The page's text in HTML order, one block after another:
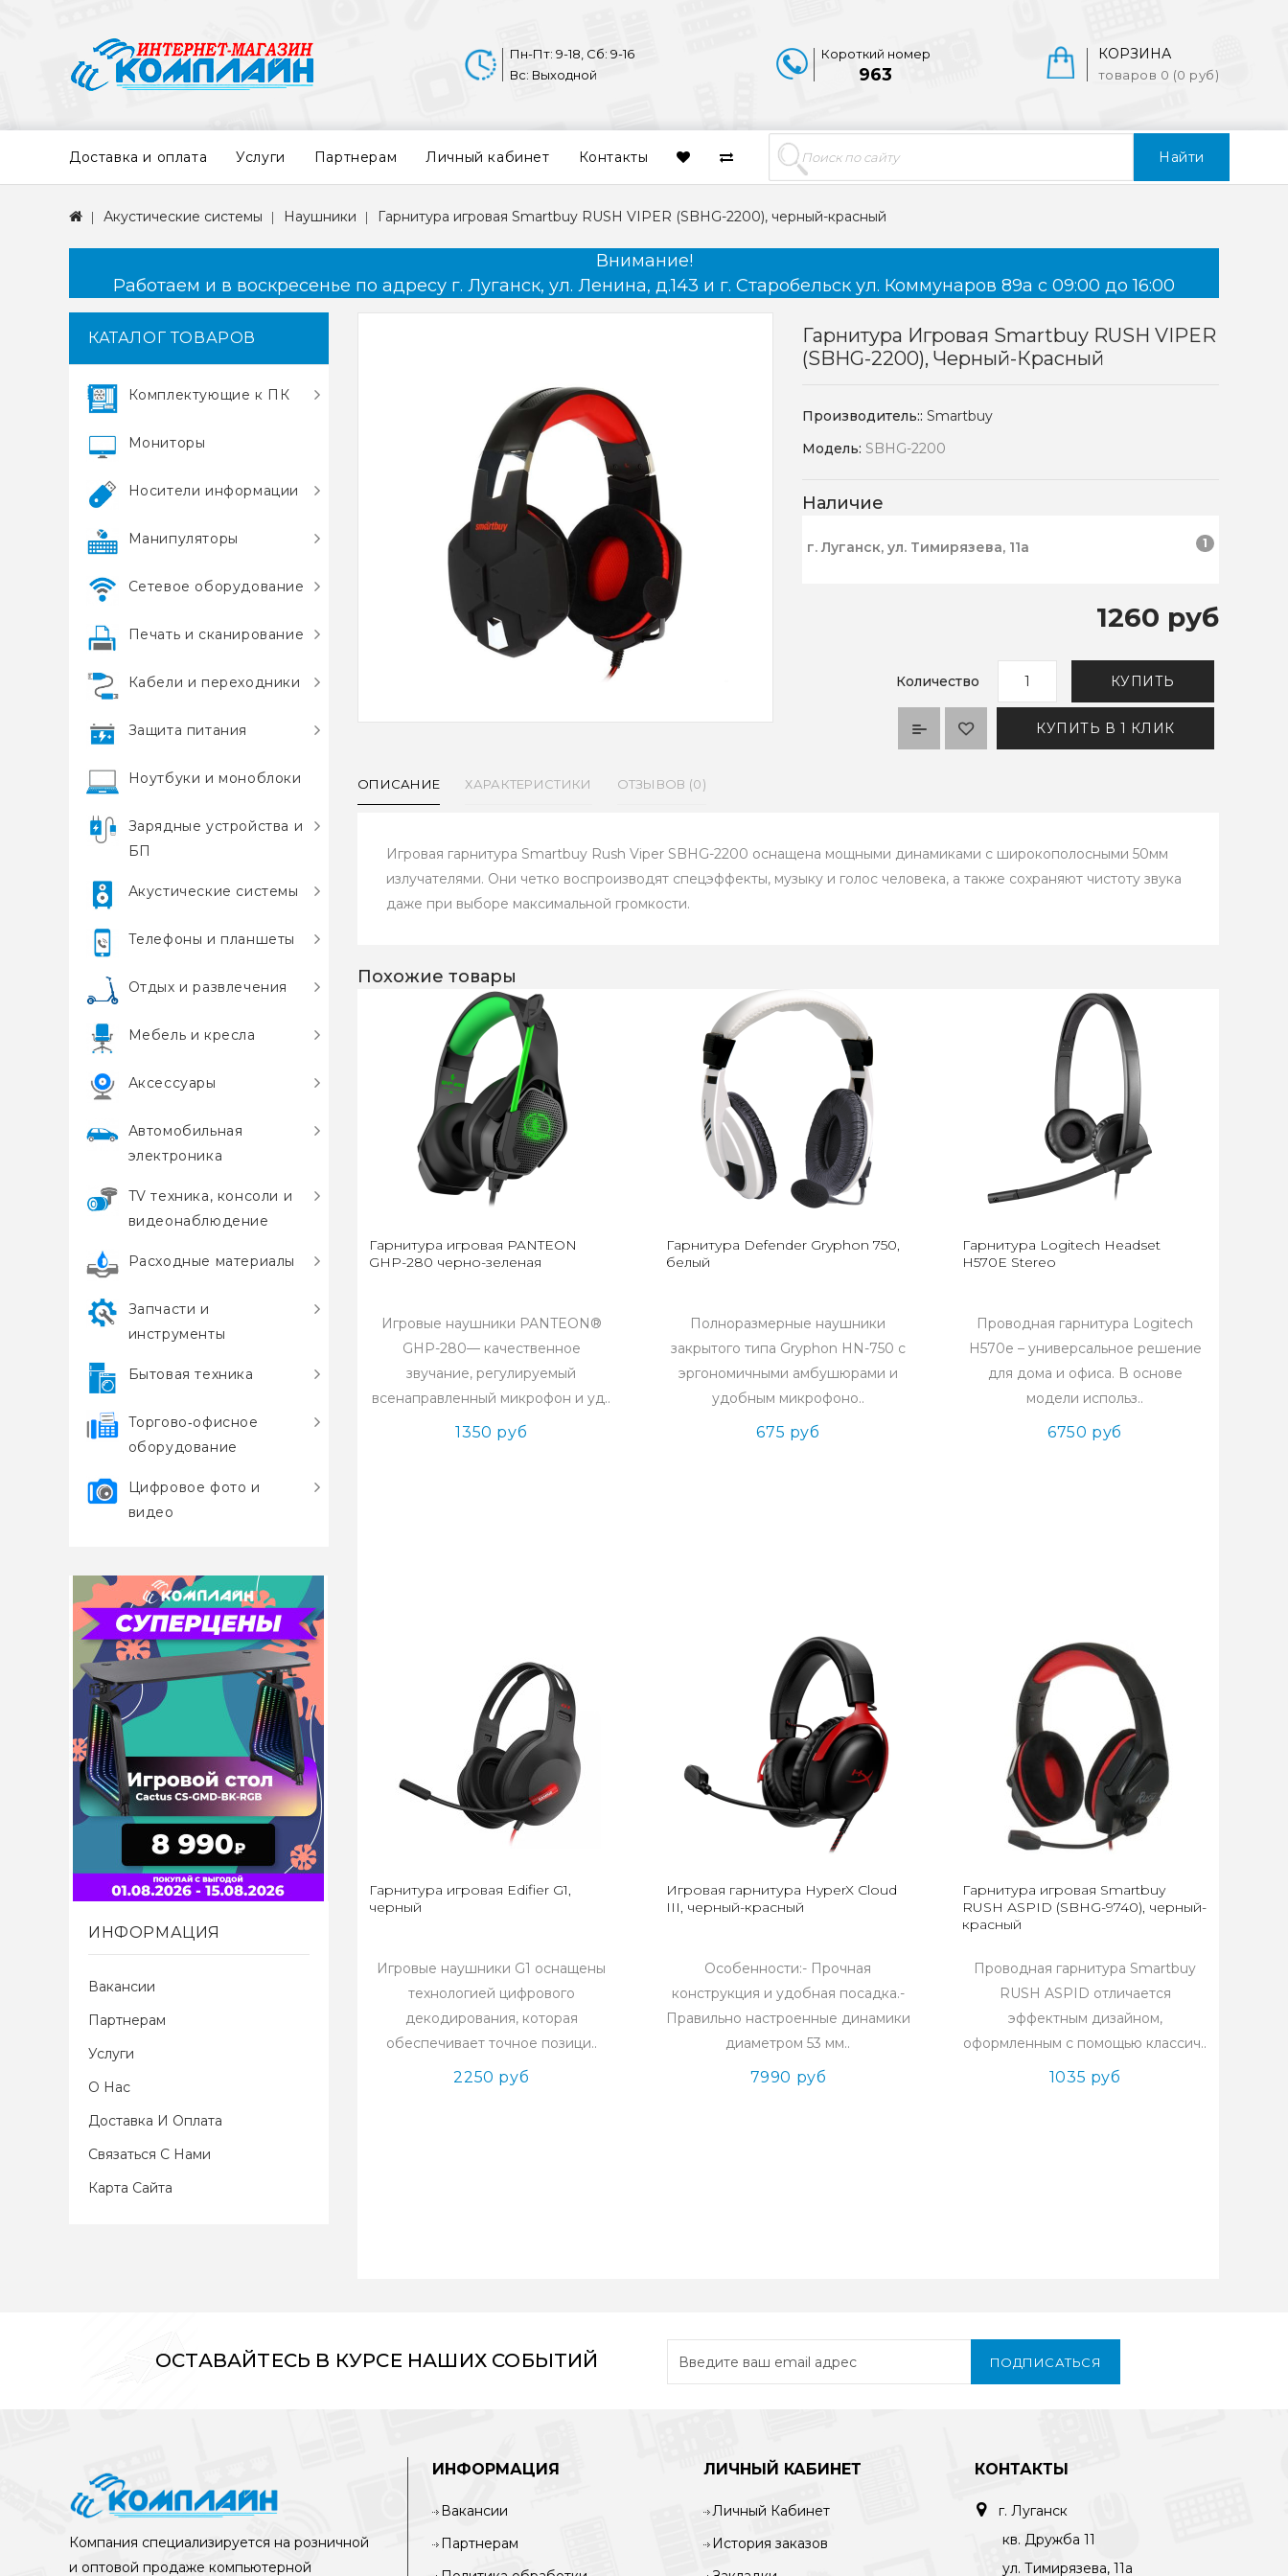
Найти
КОРЗИНА
товаров 0 (0 руб)
Короткий номер
963
Пн-Пт: 9-18, Сб: 9-16
Вс: Выходной
Доставка и оплата Услуги Партнерам Личный кабинет Контакты
Акустические системы Наушники Гарнитура игровая Smartbuy RUSH VIPER (SBHG-2200), черный-красный
Внимание!
Работаем и в воскресенье по адресу г. Луганск, ул. Ленина, д.143 и г. Старобельск ул. Коммунаров 89а с 09:00 до 16:00
КАТАЛОГ ТОВАРОВ
Комплектующие к ПК
Мониторы
Носители информации
Манипуляторы
Сетевое оборудование
Печать и сканирование
Кабели и переходники
Защита питания
Ноутбуки и моноблоки
Зарядные устройства и
БП
Акустические системы
Телефоны и планшеты
Отдых и развлечения
Мебель и кресла
Аксессуары
Автомобильная
электроника
TV техника, консоли и
видеонаблюдение
Расходные материалы
Запчасти и
инструменты
Бытовая техника
Торгово‑офисное
оборудование
Цифровое фото и
видео
ИНФОРМАЦИЯ
Вакансии
Партнерам
Услуги
О Нас
Доставка И Оплата
Связаться С Нами
Карта Сайта
Гарнитура Игровая Smartbuy RUSH VIPER
(SBHG-2200), Черный-Красный
Производитель::Smartbuy
Модель: SBHG-2200
Наличие
г. Луганск, ул. Тимирязева, 11а 1
1260 руб
Количество КУПИТЬ
КУПИТЬ В 1 КЛИК
ОПИСАНИЕ ХАРАКТЕРИСТИКИ ОТЗЫВОВ (0)
Игровая гарнитура Smartbuy Rush Viper SBHG-2200 оснащена мощными динамиками с широкополосными 50мм
излучателями. Они четко воспроизводят спецэффекты, музыку и голос человека, а также сохраняют чистоту звука
даже при выборе максимальной громкости.
Похожие товары
Гарнитура игровая PANTEON
GHP-280 черно-зеленая
Игровые наушники PANTEON®
GHP-280— качественное
звучание, регулируемый
всенаправленный микрофон и уд..
1350 руб
Гарнитура Defender Gryphon 750,
белый
Полноразмерные наушники
закрытого типа Gryphon HN-750 с
эргономичными амбушюрами и
удобным микрофоно..
675 руб
Гарнитура Logitech Headset
H570E Stereo
Проводная гарнитура Logitech
H570e – универсальное решение
для дома и офиса. В основе
модели использ..
6750 руб
Гарнитура игровая Edifier G1,
черный
Игровые наушники G1 оснащены
технологией цифрового
декодирования, которая
обеспечивает точное позици..
2250 руб
Игровая гарнитура HyperX Cloud
III, черный-красный
Особенности:- Прочная
конструкция и удобная посадка.-
Правильно настроенные динамики
диаметром 53 мм..
7990 руб
Гарнитура игровая Smartbuy
RUSH ASPID (SBHG-9740), черный-
красный
Проводная гарнитура Smartbuy
RUSH ASPID отличается
эффектным дизайном,
оформленным с помощью классич..
1035 руб
ОСТАВАЙТЕСЬ В КУРСЕ НАШИХ СОБЫТИЙ ПОДПИСАТЬСЯ
Компания специализируется на розничной
и оптовой продаже компьютерной
ИНФОРМАЦИЯ
Вакансии
Партнерам
ЛИЧНЫЙ КАБИНЕТ
Личный Кабинет
История заказов
КОНТАКТЫ
г. Луганск
кв. Дружба 11
ул. Тимирязева, 11а